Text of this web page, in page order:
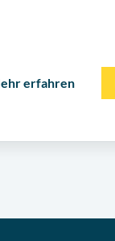
erfahren